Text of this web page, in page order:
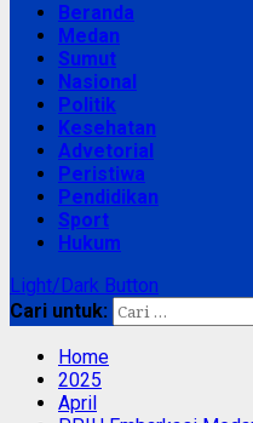
Beranda
Medan
Sumut
Nasional
Politik
Kesehatan
Advetorial
Peristiwa
Pendidikan
Sport
Hukum
Light/Dark Button
Cari untuk:
Home
2025
April